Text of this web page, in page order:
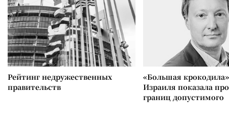
Рейтинг недружественных
правительств
«Большая
Израиля показала
границ допустимого